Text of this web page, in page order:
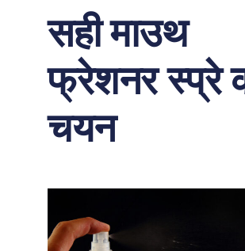
सही माउथ
फ्रेशनर स्प्रे
चयन